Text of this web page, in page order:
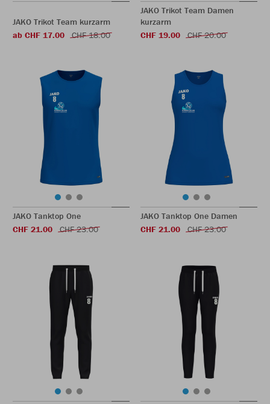
JAKO Trikot Team kurzarm
ab CHF 17.00
CHF 18.00
JAKO Trikot Team Damen
kurzarm
CHF 19.00
CHF 20.00
JAKO Tanktop One
CHF 21.00
CHF 23.00
JAKO Tanktop One Damen
CHF 21.00
CHF 23.00